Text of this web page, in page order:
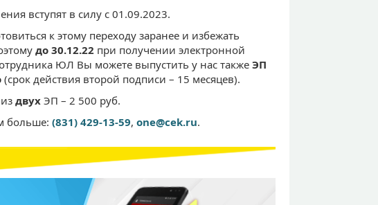
вступят в силу с 01.09.2023.
к этому переходу заранее и избежать
до 30.12.22 при получении электронной
ЮЛ Вы можете выпустить у нас такжеЭП
(срок действия второй подписи – 15 месяцев).
двух ЭП – 2 500 руб.
больше: (831) 429-13-59, one@cek.ru.